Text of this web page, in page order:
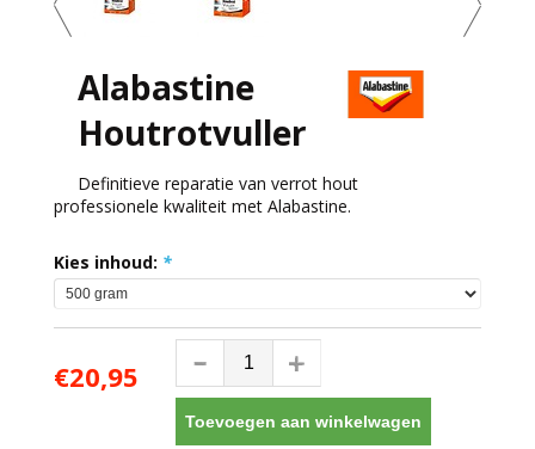
Alabastine
Houtrotvuller
Definitieve reparatie van verrot hout
professionele kwaliteit met Alabastine.
Kies inhoud: *
€20,95
Toevoegen aan winkelwagen